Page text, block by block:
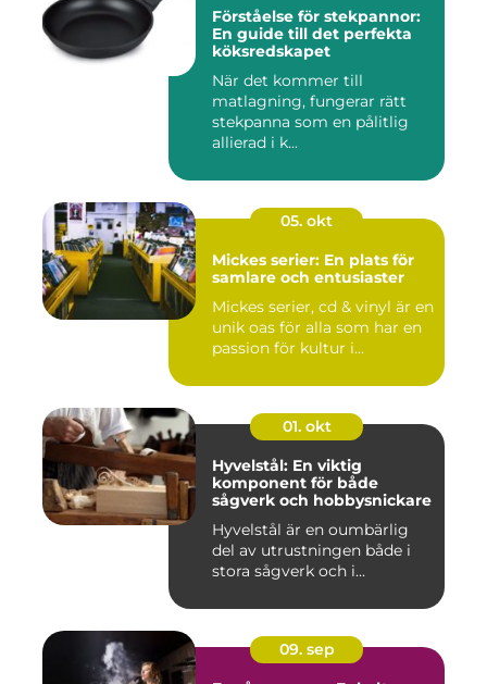
Förståelse för stekpannor:
En guide till det perfekta
köksredskapet
När det kommer till
matlagning, fungerar rätt
stekpanna som en pålitlig
allierad i k...
05. okt
Mickes serier: En plats för
samlare och entusiaster
Mickes serier, cd & vinyl är en
unik oas för alla som har en
passion för kultur i...
01. okt
Hyvelstål: En viktig
komponent för både
sågverk och hobbysnickare
Hyvelstål är en oumbärlig
del av utrustningen både i
stora sågverk och i...
09. sep